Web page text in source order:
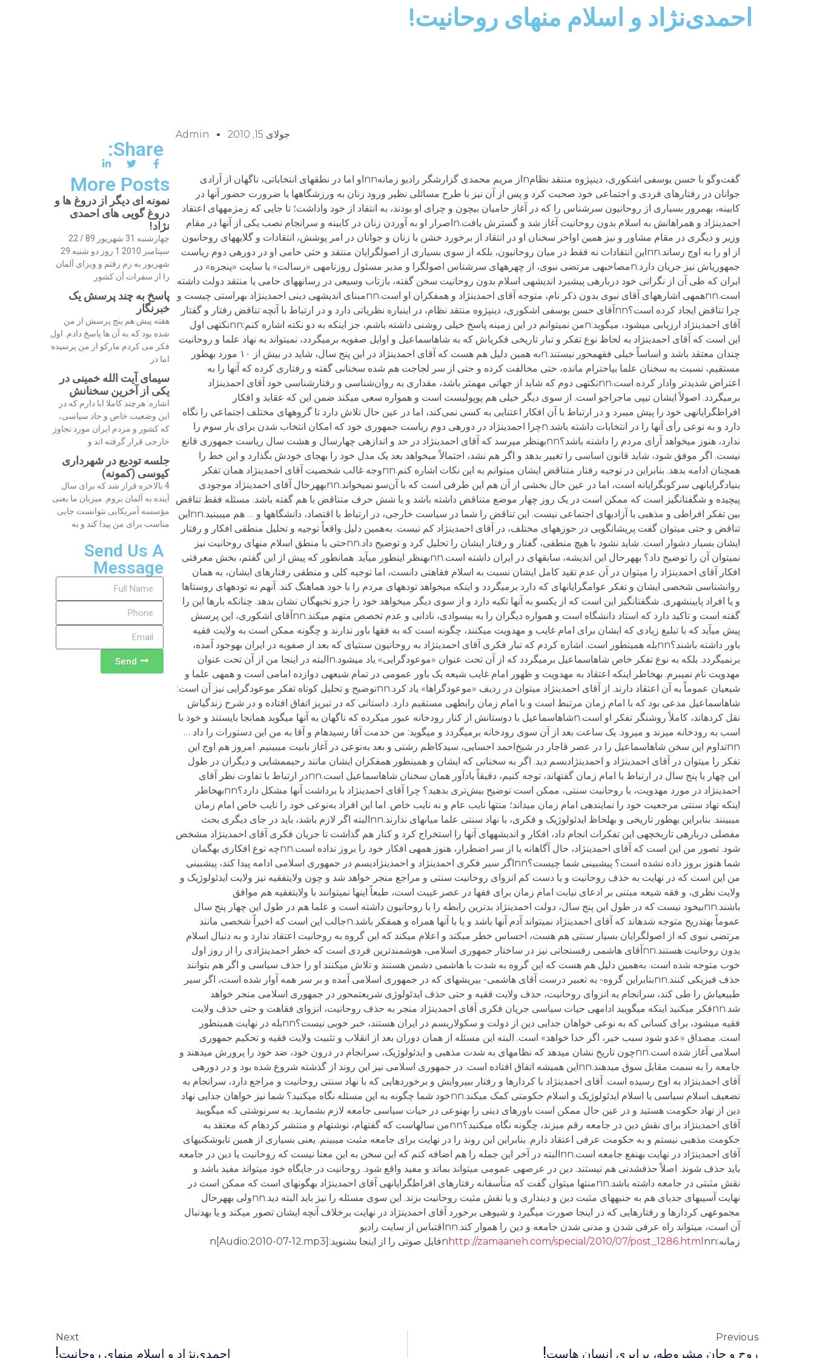
احمدی‌نژاد و اسلام منهای روحانیت!
جولای 15, 2010 Admin
گفت‌وگو با حسن یوسفی اشکوری، دین‏پژوه منتقد نظامnاز مريم محمدى گزارشگر راديو زمانهnnاو اما در نطق‏های انتخاباتی، ناگهان از آزادی
جوانان در رفتارهای فردی و اجتماعی خود صحبت کرد و پس از آن نیز با طرح مسائلی نظیر ورود زنان به ورزشگاه‏ها یا ضرورت حضور آنها در
کابینه، به‏مرور بسیاری از روحانیون سرشناس را که در آغاز حامیان بی‏چون‏ و چرای او بودند، به انتقاد از خود واداشت؛ تا جایی که زمزمه‏های اعتقاد
احمدی‏نژاد و همراهانش به اسلام بدون روحانیت آغاز شد و گسترش یافت.nاصرار او به آوردن زنان در کابینه و سرانجام نصب یکی از آنها در مقام
وزیر و دیگری در مقام مشاور و نیز همین اواخر سخنان او در انتقاد از برخورد خشن با زنان و جوانان در امر پوشش، انتقادات و گلایه‏های روحانیون
از او را به اوج رساند.nnاین انتقادات نه فقط در میان روحانیون، بلکه از سوی بسیاری از اصول‏گرایان منتقد و حتی حامی او در دوره‏ی دوم ریاست
جمهوری‏اش نیز جریان دارد.nمصاحبه‏ی مرتضی نبوی، از چهره‏های سرشناس اصول‏گرا و مدیر مسئول روزنامه‏ی «رسالت» با سایت «پنجره» در
ایران که طی آن از نگرانی خود درباره‏ی پیشبرد اندیشه‏ی اسلام بدون روحانیت سخن گفته، بازتاب وسیعی در رسانه‏های حامی یا منتقد دولت داشته
است.nnهمه‏ی اشاره‏های آقای نبوی بدون ذکر نام، متوجه آقای احمدی‏نژاد و هم‏فکران او است.nnمبنای اندیشه‏ی دینی احمدی‏نژاد به‏راستی چیست و
چرا تناقض ایجاد کرده است؟nnآقای حسن یوسفی اشکوری، دین‏پژوه منتقد نظام، در این‏باره نظریاتی دارد و در ارتباط با آن‏چه تناقض رفتار و گفتار
آقای احمدی‏نژاد ارزیابی می‏شود، می‏گوید:nمن نمی‏توانم در این زمینه پاسخ خیلی روشنی داشته باشم، جز این‏که به دو نکته اشاره کنم:nnنکته‏ی اول
این است که آقای احمدی‏نژاد به لحاظ نوع تفکر و تبار تاریخی فکری‏اش که به شاه‏اسماعیل و اوایل صفویه برمی‏گردد، نمی‏تواند به نهاد علما و روحانیت
چندان معتقد باشد و اساساً خیلی فقه‏محور نیستند.nبه همین دلیل هم هست که آقای احمدی‏نژاد در این پنج سال، شاید در بیش از ۱۰ مورد به‏طور
مستقیم، نسبت به سخنان علما بی‏احترام مانده، حتی مخالفت کرده و حتی از سر لجاجت هم شده سخنانی گفته و رفتاری کرده که آنها را به
اعتراض شدید‏تر وادار کرده است.nnنکته‏ی دوم که شاید از جهاتی مهم‏تر باشد، مقداری به روان‌شناسی و رفتارشناسی خود آقای احمدی‏نژاد
برمی‏گردد. اصولاً ایشان تیپی ماجراجو است. از سوی دیگر خیلی هم پوپولیست است و همواره سعی می‏کند ضمن این که عقاید و افکار
افراط‏‏گرایانه‏ی خود را پیش می‏برد و در ارتباط با آن افکار اعتنایی به کسی نمی‌کند، اما در عین حال تلاش دارد تا گروه‏های مختلف اجتماعی را نگاه
دارد و به نوعی رأی آنها را در انتخابات داشته باشد.nچرا احمدی‏نژاد در دوره‏ی دوم ریاست جمهوری خود که امکان انتخاب شدن برای بار سوم را
ندارد، هنوز می‏خواهد آرای مردم را داشته باشد؟nnبه‏نظر می‏رسد که آقای احمدی‏نژاد در حد و اندازه‏ی چهارسال و هشت‏ سال ریاست جمهوری قانع
نیست. اگر موفق شود، شاید قانون اساسی را تغییر بدهد و اگر هم نشد، احتمالاً می‏خواهد بعد یک مدل خود را به‏جای خودش بگذارد و این خط را
هم‏چنان ادامه بدهد. بنابراین در توجیه رفتار متناقض ایشان می‏توانم به این نکات اشاره کنم.nnوجه غالب شخصیت آقای احمدی‏نژاد همان تفکر
بنیادگرایانه‏ی سرکوب‏گرایانه است، اما در عین حال بخشی از آن هم این‏ طرفی است که با آن‌سو نمی‏خواند.nnبه‏هرحال آقای احمدی‏نژاد موجودی
پیچیده و شگفت‏انگیز است که ممکن است در یک روز چهار موضع متناقض داشته باشد و یا شش حرف متناقض با هم گفته باشد. مسئله فقط تناقض
بین تفکر افراطی و مذهبی با آزادی‏های اجتماعی نیست. این تناقض را شما در سیاست خارجی، در ارتباط با اقتصاد، دانشگاه‏ها و … هم می‏بینید.nnاین
تناقض و حتی می‏توان گفت پریشان‏گویی در حوزه‏های مختلف، در آقای احمدی‏نژاد کم نیست. به‌همین دلیل واقعاً توجیه و تحلیل منطقی افکار و رفتار
ایشان بسیار دشوار است. شاید نشود با هیچ منطقی، گفتار و رفتار ایشان را تحلیل کرد و توضیح داد.nnحتی با منطق اسلام منهای روحانیت نیز
نمی‏توان آن را توضیح داد؟ به‏هرحال این اندیشه، سابقه‏‏ای در ایران داشته است.nnبه‏نظر این‏طور می‏آید. همان‏طور که پیش از این گفتم، بخش معرفتی
افکار آقای احمدی‏نژاد را می‏توان در آن عدم تقید کامل ایشان نسبت به اسلام فقاهتی دانست، اما توجیه کلی و منطقی رفتارهای ایشان، به همان
روان‏شناسی شخصی ایشان و تفکر عوام‏گرایانه‏ای که دارد برمی‏گردد و این‏که می‏خواهد توده‏های مردم را با خود هماهنگ کند. آن‏هم نه توده‏های روستاها
و یا افراد پایین‏شهری. شگفت‏انگیز این است که از یک‏سو به آنها تکیه دارد و از سوی دیگر می‏خواهد خود را جزو نخبه‏گان نشان بدهد. چنان‏که بارها این را
گفته است و تاکید دارد که استاد دانشگاه است و همواره دیگران را به بی‏سوادی، نادانی و عدم تخصص متهم می‏کند.nnآقای اشکوری، این پرسش
پیش می‏آید که با تبلیغ زیادی که ایشان برای امام غایب و مهدویت می‏کنند، چگونه است که به فقها باور ندارند و چگونه ممکن است به ولایت فقیه
باور داشته باشند؟nnبله همین‏طور است. اشاره کردم که تبار فکری آقای احمدی‏نژاد به روحانیون سنتی‏ای که بعد از صفویه در ایران به‏وجود آمده،
برنمی‏گردد. بلکه به نوع تفکر خاص شاه‏اسماعیل برمی‏گردد که از آن تحت عنوان «موعودگرایی» یاد می‏شود.nالبته در این‏جا من از آن تحت عنوان
مهدویت نام نمی‏برم. به‏خاطر این‏که اعتقاد به مهدویت و ظهور امام غایب شیعه یک باور عمومی در تمام شیعه‏ی دوازده امامی است و همه‏ی علما و
شیعیان عموماً به آن اعتقاد دارند. از آقای احمدی‏نژاد می‏توان در ردیف «موعود‏گراها» یاد کرد.nnتوضیح و تحلیل کوتاه تفکر موعودگرایی نیز آن است:
شاه‏اسماعیل مدعی بود که با امام زمان مرتبط است و با امام زمان رابطه‏ی مستقیم دارد. داستانی که در تبریز اتفاق افتاده و در شرح زندگی‏اش
نقل کرده‏اند، کاملاً روشن‏گر تفکر او است.nشاه‏‏اسماعیل با دوستانش از کنار رودخانه عبور می‏کرده که ناگهان به آنها می‏گوید همان‏جا بایستند و خود با
اسب به رودخانه می‏زند و می‏رود. یک ساعت بعد از آن سوی رودخانه برمی‏گردد و می‏گوید: من خدمت آقا رسیده‏ام و آقا به من این دستورات را داد …
nnتداوم این سخن شاه‏اسماعیل را در عصر قاجار در شیخ‌احمد احسایی، سیدکاظم رشتی و بعد به‌نوعی در آغاز بابیت می‏بینیم. امروز هم اوج این
تفکر را می‏توان در آقای احمدی‏نژاد و احمدی‏نژادیسم دید. اگر به سخنانی که ایشان و همین‏طور هم‏فکران ایشان مانند رحیم‏مشایی و دیگران در طول
این چهار یا پنج سال در ارتباط با امام زمان گفته‏اند، توجه کنیم، دقیقاً یادآور همان سخنان شاه‏اسماعیل است.nnدر ارتباط با تفاوت نظر آقای
احمدی‏نژاد در مورد مهدویت، با روحانیت سنتی، ممکن است توضیح بیش‌تری بدهید؟ چرا آقای احمدی‏نژاد با برداشت آنها مشکل دارد؟nnبه‏خاطر
این‏که نهاد سنتی مرجعیت خود را نماینده‏ی امام زمان می‏داند؛ منتها نایب عام و نه نایب خاص. اما این افراد به‌نوعی خود را نایب خاص امام زمان
می‏بینند. بنابراین به‏طور تاریخی و به‏لحاظ ایدئولوژیک و فکری، با نهاد سنتی علما میانه‏ای ندارند.nnالبته اگر لازم باشد، باید در جای دیگری بحث
مفصلی درباره‏ی تاریخچه‏ی این تفکرات انجام داد، افکار و اندیشه‏های آنها را استخراج کرد و کنار هم گذاشت تا جریان فکری آقای احمدی‏نژاد مشخص
شود. تصور من این است که آقای احمدی‏نژاد، حال آگاهانه یا از سر اضطرار، هنوز همه‏ی افکار خود را بروز نداده است.nnچه نوع افکاری به‏گمان
شما هنوز بروز داده نشده است؟ پیش‏بینی شما چیست؟nnاگر سیر فکری احمدی‏نژاد و احمدی‏نژادیسم در جمهوری اسلامی ادامه پیدا کند، پیش‏بینی
من این است که در نهایت به حذف روحانیت و یا دست کم انزوای روحانیت سنتی و مراجع منجر خواهد شد و چون ولایت‏فقیه نیز ولایت ایدئولوژیک و
ولایت نظری، و فقه شیعه مبتنی بر ادعای نیابت امام زمان برای فقها در عصر غیبت است، طبعاً اینها نمی‏توانند با ولایت‏فقیه هم موافق
باشند.nnبی‏خود نیست که در طول این پنج سال، دولت احمدی‏نژاد بدترین رابطه را با روحانیون داشته است و علما هم در طول این چهار پنج سال
عموماً به‏تدریج متوجه شده‏اند که آقای احمدی‏نژاد نمی‏تواند آدم آنها باشد و یا با آنها هم‏راه و هم‏فکر باشد.nجالب این است که اخیراً شخصی مانند
مرتضی نبوی که از اصول‏گرایان بسیار سنتی هم هست، احساس خطر می‏کند و اعلام می‏کند که این گروه به روحانیت اعتقاد ندارد و به دنبال اسلام
بدون روحانیت هستند.nnآقای هاشمی رفسنجانی نیز در ساختار جمهوری اسلامی، هوشمند‏ترین فردی است که خطر احمدی‏نژادی را از روز اول
خوب متوجه شده است. به‌همین دلیل هم هست که این گروه به شدت با هاشمی دشمن هستند و تلاش می‏کنند او را حذف سیاسی و اگر هم بتوانند
حذف فیزیکی کنند.nnبنابراین گروه- به تعبیر درست آقای هاشمی- بی‏ریشه‏ای که در جمهوری اسلامی آمده و بر سر همه آوار شده است، اگر سیر
طبیعی‏اش را طی کند، سرانجام به انزوای روحانیت، حذف ولایت فقیه و حتی حذف ایدئولوژی شریعت‏محور در جمهوری اسلامی منجر خواهد
شد.nnفکر می‏کنید این‏که می‏گویید ادامه‏ی حیات سیاسی جریان فکری آقای احمدی‏نژاد منجر به حذف روحانیت، انزوای فقاهت و حتی حذف ولایت
فقیه می‏شود، برای کسانی که به نوعی خواهان جدایی دین از دولت و سکولاریسم در ایران هستند، خبر خوبی نیست؟nnبله در نهایت همین‏طور
است. مصداق «عدو شود سبب خیر، اگر خدا خواهد» است. البته این مسئله از همان دوران بعد از انقلاب و تثبیت ولایت فقیه و تحکیم جمهوری
اسلامی آغاز شده است.nnچون تاریخ نشان می‏دهد که نظام‏های به شدت مذهبی و ایدئولوژیک، سرانجام در درون خود، ضد خود را پرورش می‏دهند و
جامعه را به سمت مقابل سوق می‏دهند.nnاین همیشه اتفاق افتاده است. در جمهوری اسلامی نیز این روند از گذشته شروع شده بود و در دوره‏ی
آقای احمدی‏نژاد به اوج رسیده است. آقای احمدی‏نژاد با کردارها و رفتار بی‏پروایش و برخوردهایی که با نهاد سنتی روحانیت و مراجع دارد، سرانجام به
تضعیف اسلام سیاسی یا اسلام ایدئولوژیک و اسلام حکومتی کمک می‏کند.nnخود شما چگونه به این مسئله نگاه می‏کنید؟ شما نیز خواهان جدایی نهاد
دین از نهاد حکومت هستید و در عین حال ممکن است باورهای دینی را به‏نوعی در حیات سیاسی جامعه لازم بشمارید. به سرنوشتی که می‏گویید
آقای احمدی‏نژاد برای نقش دین در جامعه رقم می‏زند، چگونه نگاه می‏کنید؟nnمن سال‏هاست که گفته‏ام، نوشته‏ام و منتشر کرده‏ام که معتقد به
حکومت مذهبی نیستم و به حکومت عرفی اعتقاد دارم. بنابراین این روند را در نهایت برای جامعه مثبت می‏بینم. یعنی بسیاری از همین تابوشکنی‏های
آقای احمدی‏نژاد در نهایت به‏نفع جامعه است.nnالبته در آخر این جمله را هم اضافه کنم که این سخن به این معنا نیست که روحانیت یا دین در جامعه
باید حذف شوند. اصلاً حذف‏شدنی هم نیستند. دین در عرصه‏ی عمومی می‏تواند بماند و مفید واقع شود. روحانیت در جایگاه خود می‏تواند مفید باشد و
نقش مثبتی در جامعه داشته باشد.nnمنتها می‏توان گفت که متأسفانه رفتارهای افراط‏گرایانه‏ی آقای احمدی‏نژاد به‏گونه‏ای است که ممکن است در
نهایت آسیب‏های جدی‏ای هم به جنبه‏های مثبت دین و دینداری و یا نقش مثبت روحانیت بزند. این سوی مسئله را نیز باید البته دید.nnولی به‏هرحال
مجموعه‏ی کردارها و رفتارهایی که در این‏جا صورت می‏گیرد و شیوه‏ی برخورد آقای احمدی‏نژاد در نهایت برخلاف آن‏چه ایشان تصور می‏کند و یا به‏دنبال
آن است، می‏تواند راه عرفی شدن و مدنی شدن جامعه و دین را هموار کند.nnاقتباس از سايت راديو
زمانه:n
http://zamaaneh.com/special/2010/07/post_1286.html nnفایل صوتی را از اینجا بشنوید:n[Audio:2010-07-12.mp3]
Share:
More Posts
نمونه ای دیگر از دروغ ها و
دروغ گویی های احمدی
نژاد!
چهارشنبه 31 شهریور 89 / 22
سپتامبر 2010 1 روز دو شنبه 29
شهریور به رم رفتم و ویزای آلمان
را از سفرات آن کشور
پاسخ به چند پرسش یک
خبرنگار
هفته پیش هم پنج پرسش از من
شده بود که به آن ها پاسخ دادم. اول
فکر می کردم مارکو از من پرسیده
اما در
سیمای آیت الله خمینی در
یکی از آخرین سخنانش
اشاره: هرچند کاملا ابا دارم که در
این وضعیت خاص و حاد سیاسی،
که کشور و مردم ایران مورد تجاوز
خارجی قرار گرفته اند و
جلسه تودیع در شهرداری
کیوسی (کمونه)
4 بالاخره قرار شد که برای سال
آینده به آلمان بروم. میزبان ما یعنی
مؤسسه آمریکایی نتوانست جایی
مناسب برای من پیدا کند و به
Send Us A
Message
Send
Previous
روح و جان مشروطه، برابری انسان هاست!
Next
احمدی‌نژاد و اسلام منهای روحانیت!